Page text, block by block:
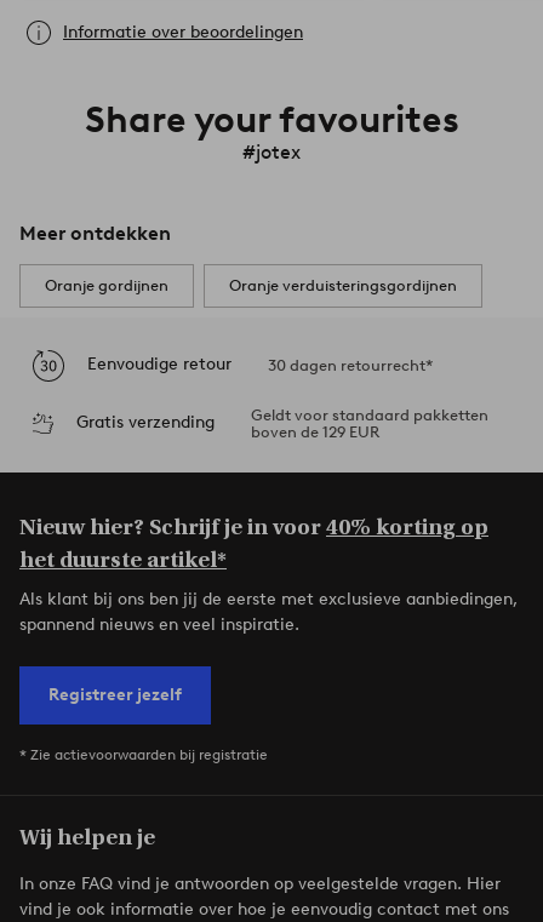
Informatie over beoordelingen
Share your favourites
#jotex
Meer ontdekken
Oranje gordijnen Oranje verduisteringsgordijnen
Eenvoudige retour 30 dagen retourrecht*
Gratis verzending
Geldt voor standaard pakketten
boven de 129 EUR
Nieuw hier? Schrijf je in voor40% korting op
het duurste artikel*
Als klant bij ons ben jij de eerste met exclusieve aanbiedingen,
spannend nieuws en veel inspiratie.
Registreer jezelf
* Zie actievoorwaarden bij registratie
Wij helpen je
In onze FAQ vind je antwoorden op veelgestelde vragen. Hier
vind je ook informatie over hoe je eenvoudig contact met ons